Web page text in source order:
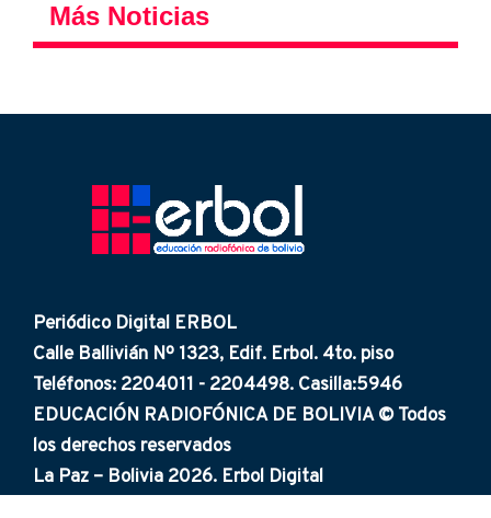
Más Noticias
Periódico Digital ERBOL
Calle Ballivián Nº 1323, Edif. Erbol. 4to. piso
Teléfonos: 2204011 - 2204498. Casilla:5946
EDUCACIÓN RADIOFÓNICA DE BOLIVIA © Todos
los derechos reservados
La Paz – Bolivia 2026. Erbol Digital